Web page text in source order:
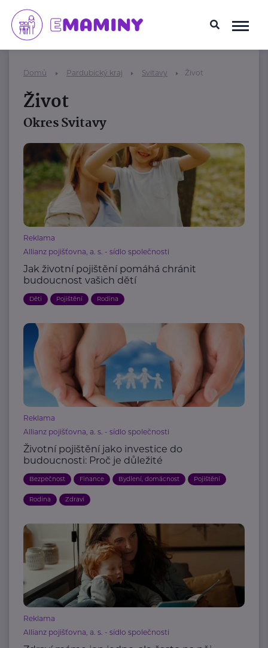
Domů Pardubický kraj Svitavy Život
Život
Okres Svitavy
Reklama
Allianz pojišťovna, a. s. - sídlo společnosti
Jak životní pojištění pomáhá chránit
budoucnost vašich dětí
Děti Pojištění Rodina
Reklama
Allianz pojišťovna, a. s. - sídlo společnosti
Životní pojištění jako investice do
budoucnosti: Proč je důležité
Bezpečnost Finance Bydlení, domácnost Pojištění
Rodina Zdraví
Reklama
Allianz pojišťovna, a. s. - sídlo společnosti